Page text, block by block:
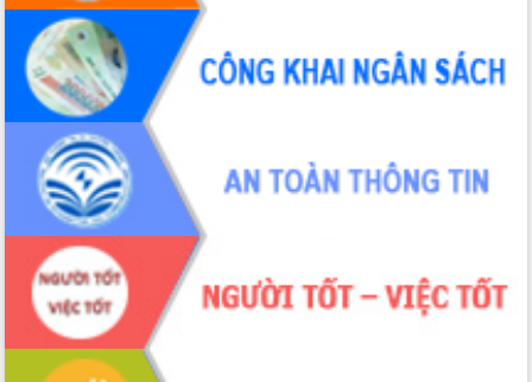
Đắk Lắk phát động hưởng ứng Ngày
Quyền của người tiêu dùng Việt Nam
2026
Đẩy mạnh cải cách hành chính, quyết
tâm đạt được mục tiêu tăng trưởng
hai con số trong năm 2026
Tổ chức trang trọng Lễ hội Đền thờ
Lương Văn Chánh năm 2026
Phó Bí thư Tỉnh ủy Đắk Lắk Đỗ Hữu
Huy giữ chức Bí thư Đảng ủy Ủy Ban
Nhân dân tỉnh
Bệnh án điện tử thúc đẩy chuyển đổi
số y tế tại Đắk Lắk
Chuyển đổi số thư viện: Mở rộng